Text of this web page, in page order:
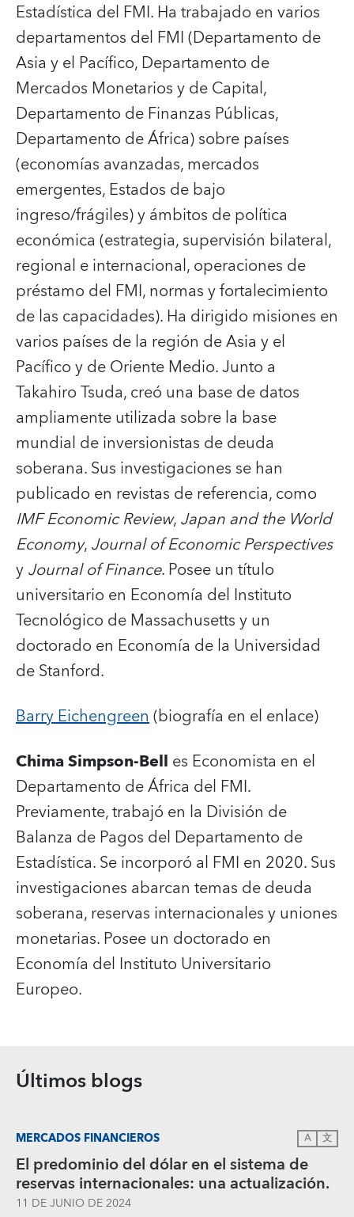
Estadística del FMI. Ha trabajado en varios
departamentos del FMI (Departamento de
Asia y el Pacífico, Departamento de
Mercados Monetarios y de Capital,
Departamento de Finanzas Públicas,
Departamento de África) sobre países
(economías avanzadas, mercados
emergentes, Estados de bajo
ingreso/frágiles) y ámbitos de política
económica (estrategia, supervisión bilateral,
regional e internacional, operaciones de
préstamo del FMI, normas y fortalecimiento
de las capacidades). Ha dirigido misiones en
varios países de la región de Asia y el
Pacífico y de Oriente Medio. Junto a
Takahiro Tsuda, creó una base de datos
ampliamente utilizada sobre la base
mundial de inversionistas de deuda
soberana. Sus investigaciones se han
publicado en revistas de referencia, como
IMF Economic Review,Japan and the World
Economy,Journal of Economic Perspectives
yJournal of Finance. Posee un título
universitario en Economía del Instituto
Tecnológico de Massachusetts y un
doctorado en Economía de la Universidad
de Stanford.
Barry Eichengreen(biografía en el enlace)
Chima Simpson-Bell es Economista en el
Departamento de África del FMI.
Previamente, trabajó en la División de
Balanza de Pagos del Departamento de
Estadística. Se incorporó al FMI en 2020. Sus
investigaciones abarcan temas de deuda
soberana, reservas internacionales y uniones
monetarias. Posee un doctorado en
Economía del Instituto Universitario
Europeo.
Últimos blogs
MERCADOS FINANCIEROS A 文
El predominio del dólar en el sistema de
reservas internacionales: una actualización.
11 DE JUNIO DE 2024